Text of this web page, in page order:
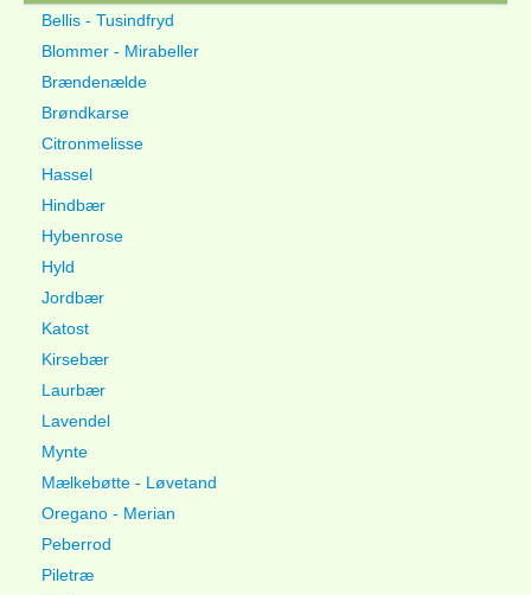
Bellis - Tusindfryd
Blommer - Mirabeller
Brændenælde
Brøndkarse
Citronmelisse
Hassel
Hindbær
Hybenrose
Hyld
Jordbær
Katost
Kirsebær
Laurbær
Lavendel
Mynte
Mælkebøtte - Løvetand
Oregano - Merian
Peberrod
Piletræ